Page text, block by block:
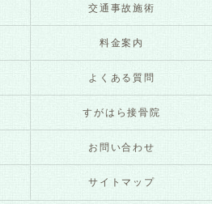
交通事故施術
料金案内
よくある質問
すがはら接骨院
お問い合わせ
サイトマップ